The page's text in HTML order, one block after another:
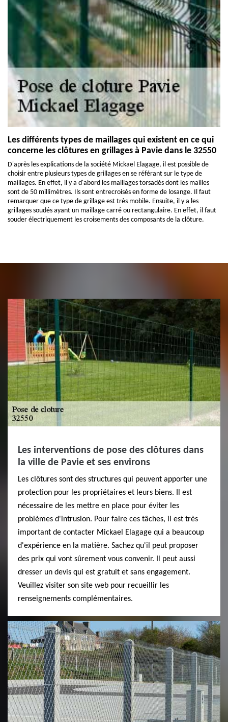
Les différents types de maillages qui existent en ce qui
concerne les clôtures en grillages à Pavie dans le 32550
D'après les explications de la société Mickael Elagage, il est possible de
choisir entre plusieurs types de grillages en se référant sur le type de
maillages. En effet, il y a d'abord les maillages torsadés dont les mailles
sont de 50 millimètres. Ils sont entrecroisés en forme de losange. Il faut
remarquer que ce type de grillage est très mobile. Ensuite, il y a les
grillages soudés ayant un maillage carré ou rectangulaire. En effet, il faut
souder électriquement les croisements des composants de la clôture.
Les interventions de pose des clôtures dans
la ville de Pavie et ses environs
Les clôtures sont des structures qui peuvent apporter une
protection pour les propriétaires et leurs biens. Il est
nécessaire de les mettre en place pour éviter les
problèmes d'intrusion. Pour faire ces tâches, il est très
important de contacter Mickael Elagage qui a beaucoup
d'expérience en la matière. Sachez qu'il peut proposer
des prix qui vont sûrement vous convenir. Il peut aussi
dresser un devis qui est gratuit et sans engagement.
Veuillez visiter son site web pour recueillir les
renseignements complémentaires.